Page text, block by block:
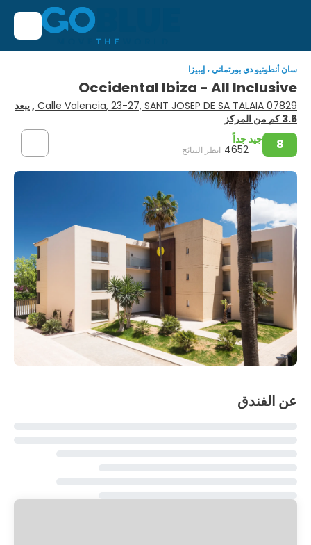
سان أنطونيو دي بورتماني ، إيبيزا
Occidental Ibiza - All Inclusive
Calle Valencia, 23-27, SANT JOSEP DE SA TALAIA 07829 , يبعد
3.6 كم من المركز
8 جيد جداً
4652 انظر النتائج
عن الفندق